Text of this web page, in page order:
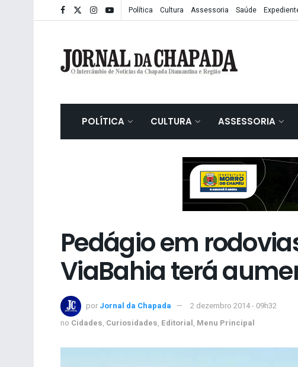
Política Cultura Assessoria Saúde
POLÍTICA CULTURA ASSESSORIA
Pedágio em
ViaBahia terá
por Jornal da Chapada
2 dezembro 2014 - 09h32
no Cidades, Curiosidades, Editorial, Menu Principal